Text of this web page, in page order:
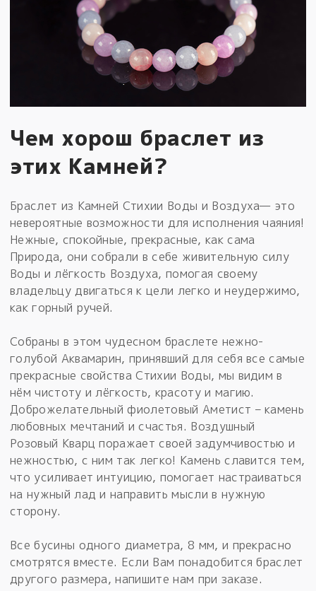
Чем хорош браслет из
этих Камней?
Браслет из Камней Стихии Воды и Воздуха— это
невероятные возможности для исполнения чаяния!
Нежные, спокойные, прекрасные, как сама
Природа, они собрали в себе живительную силу
Воды и лёгкость Воздуха, помогая своему
владельцу двигаться к цели легко и неудержимо,
как горный ручей.
Собраны в этом чудесном браслете нежно-
голубой Аквамарин, принявший для себя все самые
прекрасные свойства Стихии Воды, мы видим в
нём чистоту и лёгкость, красоту и магию.
Доброжелательный фиолетовый Аметист – камень
любовных мечтаний и счастья. Воздушный
Розовый Кварц поражает своей задумчивостью и
нежностью, с ним так легко! Камень славится тем,
что усиливает интуицию, помогает настраиваться
на нужный лад и направить мысли в нужную
сторону.
Все бусины одного диаметра, 8 мм, и прекрасно
смотрятся вместе. Если Вам понадобится браслет
другого размера, напишите нам при заказе.